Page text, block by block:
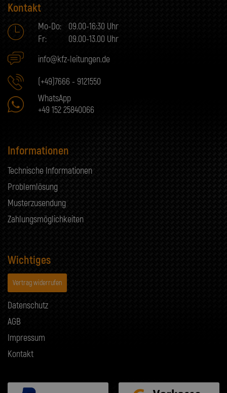
Kontakt
Mo-Do:
09.00-16:30 Uhr
Fr:
09.00-13.00 Uhr
info@kfz-leitungen.de
(+49)7666 - 9121550
WhatsApp
+49 152 25840066
Informationen
Technische Informationen
Problemlösung
Musterzusendung
Zahlungsmöglichkeiten
Wichtiges
Vertrag widerrufen
Datenschutz
AGB
Impressum
Kontakt